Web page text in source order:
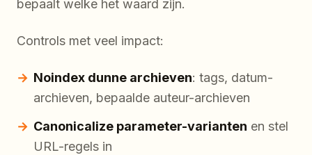
bepaalt welke het waard zijn.
Controls met veel impact:
Noindex dunne archieven: tags, datum-
archieven, bepaalde auteur-archieven
Canonicalize parameter-varianten en stel
URL-regels in